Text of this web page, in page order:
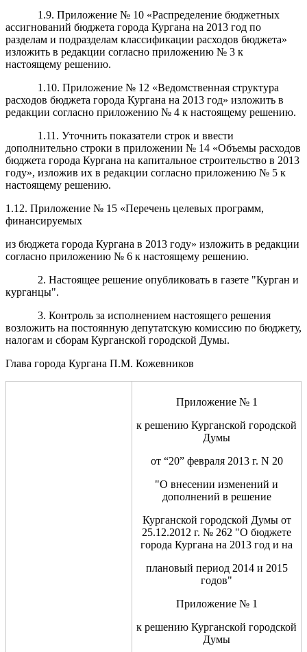
1.9. Приложение № 10 «Распределение бюджетных
ассигнований бюджета города Кургана на 2013 год по
разделам и подразделам классификации расходов бюджета»
изложить в редакции согласно приложению № 3 к
настоящему решению.
1.10. Приложение № 12 «Ведомственная структура
расходов бюджета города Кургана на 2013 год» изложить в
редакции согласно приложению № 4 к настоящему решению.
1.11. Уточнить показатели строк и ввести
дополнительно строки в приложении № 14 «Объемы расходов
бюджета города Кургана на капитальное строительство в 2013
году», изложив их в редакции согласно приложению № 5 к
настоящему решению.
1.12. Приложение № 15 «Перечень целевых программ,
финансируемых
из бюджета города Кургана в 2013 году» изложить в редакции
согласно приложению № 6 к настоящему решению.
2. Настоящее решение опубликовать в газете "Курган и
курганцы".
3. Контроль за исполнением настоящего решения
возложить на постоянную депутатскую комиссию по бюджету,
налогам и сборам Курганской городской Думы.
Глава города Кургана П.М. Кожевников
Приложение № 1
к решению Курганской городской
Думы
от “20” февраля 2013 г. N 20
"О внесении изменений и
дополнений в решение
Курганской городской Думы от
25.12.2012 г. № 262 "О бюджете
города Кургана на 2013 год и на
плановый период 2014 и 2015
годов"
Приложение № 1
к решению Курганской городской
Думы